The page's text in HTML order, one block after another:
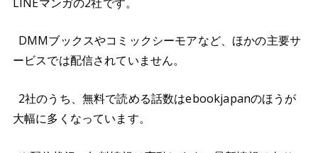
DMMブックスやコミックシーモアなど、ほかの主要サ
ービスでは配信されていません。
2社のうち、無料で読める話数はebookjapanのほうが
大幅に多くなっています。